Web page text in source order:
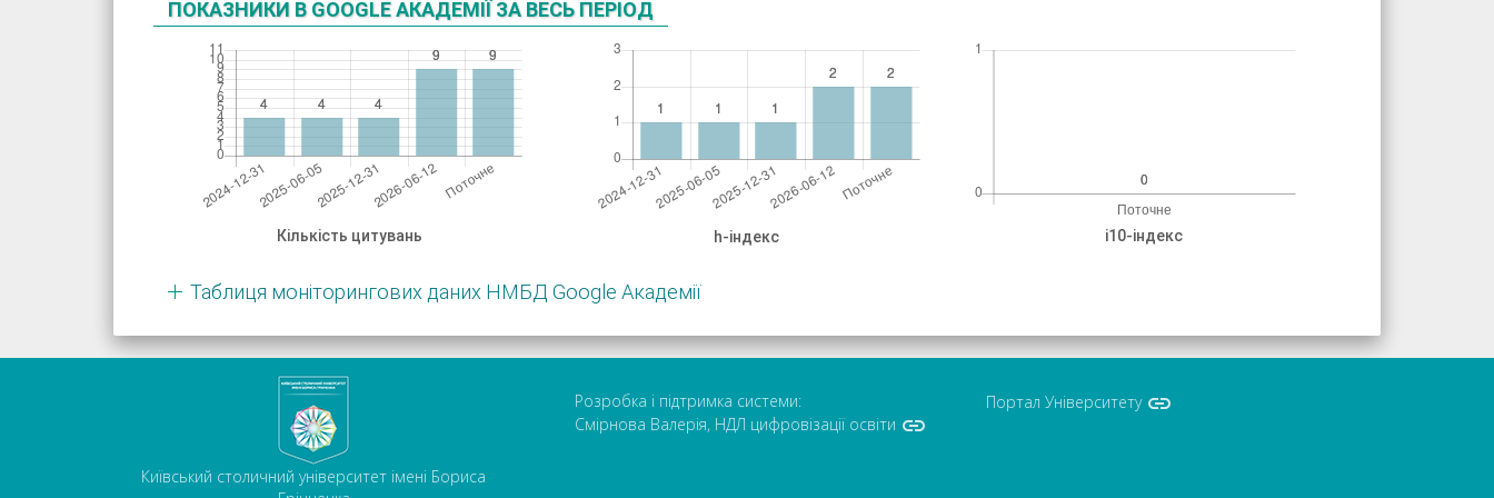
ПОКАЗНИКИ В GOOGLE АКАДЕМІЇ ЗА ВЕСЬ ПЕРІОД
Кількість цитувань h-індекс і10-індекс
Таблиця моніторингових даних НМБД Google Академії
Київський столичний університет імені Бориса
Розробка і підтримка системи:
Смірнова Валерія, НДЛ цифровізації освіти 
Портал Університету 